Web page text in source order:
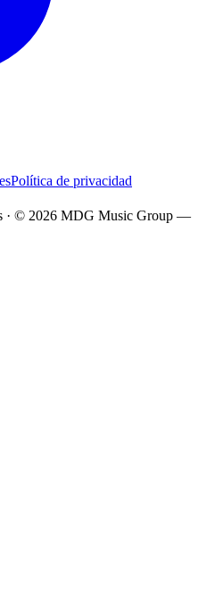
Política de privacidad
· © 2026 MDG Music Group —